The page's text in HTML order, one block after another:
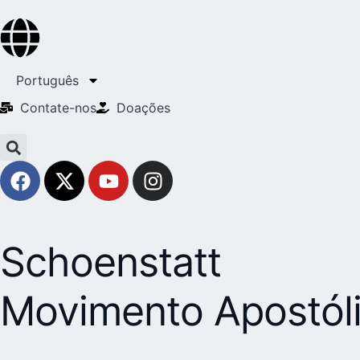
Português
Contate-nos
Doações
Schoenstatt
Movimento